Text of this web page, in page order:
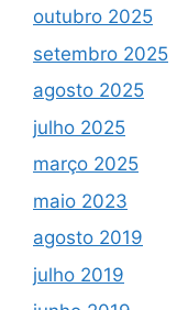
outubro 2025
setembro 2025
agosto 2025
julho 2025
março 2025
maio 2023
agosto 2019
julho 2019